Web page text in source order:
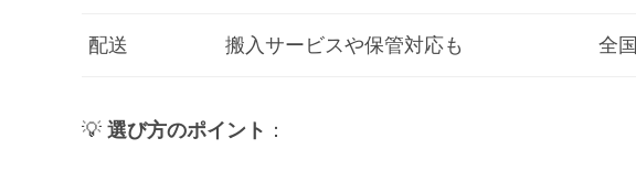
配送 搬入サービスや保管対応も 全
💡 選び方のポイント ：